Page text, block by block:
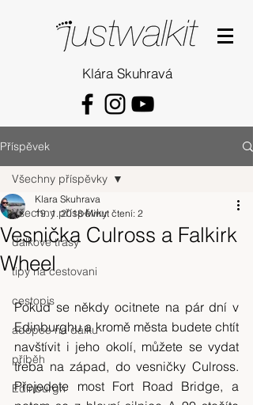
Klára Skuhravá
Příspěvek
Všechny příspěvky
dalkove trasy
tipy na cestovani
cestopis
adopce na dálku
příběh
Edinburgh
Všechny příspěvky
Vesnička Culross a Falkirk
Wheel
Klara Skuhrava
19. 1. 2018 Minut čtení: 2
Pokud se někdy ocitnete na pár dní v
Edinburghu a kromě města budete chtít
navštívit i jeho okolí, můžete se vydat
třeba na západ, do vesničky Culross.
Přejedete most Fort Road Bridge, a